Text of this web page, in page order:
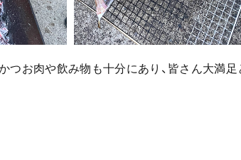
つお肉や飲み物も十分にあり、皆さん大満